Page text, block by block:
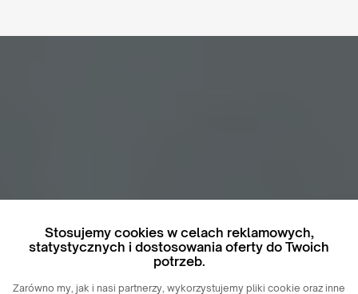
Stosujemy cookies w celach reklamowych,
statystycznych i dostosowania oferty do Twoich
potrzeb.
Zarówno my, jak i nasi partnerzy, wykorzystujemy pliki cookie oraz inne